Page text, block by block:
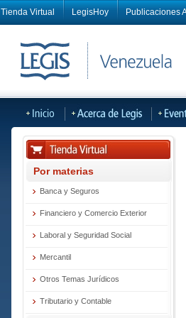
Tienda Virtual LegisHoy Publicaciones
Por materias
Banca y Seguros
Financiero y Comercio Exterior
Laboral y Seguridad Social
Mercantil
Otros Temas Jurídicos
Tributario y Contable